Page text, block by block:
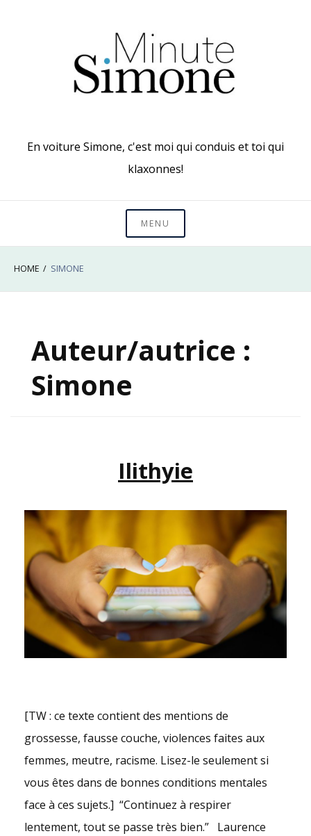
En voiture Simone, c'est moi qui conduis et toi qui
klaxonnes!
MENU
HOME SIMONE
Auteur/autrice :
Simone
Ilithyie
[TW : ce texte contient des mentions de
grossesse, fausse couche, violences faites aux
femmes, meutre, racisme. Lisez-le seulement si
vous êtes dans de bonnes conditions mentales
face à ces sujets.] “Continuez à respirer
lentement, tout se passe très bien.” Laurence